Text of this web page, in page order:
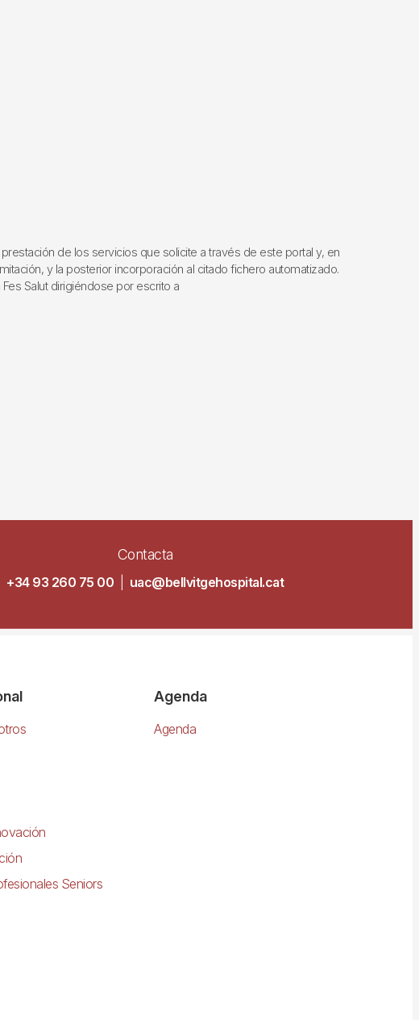
de los servicios que solicite a través de este portal y, en
y la posterior incorporación al citado fichero automatizado.
Salut dirigiéndose por escrito a
Contacta
+34 93 260 75 00 uac@bellvitgehospital.cat
Seniors
Agenda
Agenda